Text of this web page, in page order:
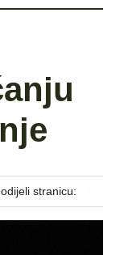
stranicu: